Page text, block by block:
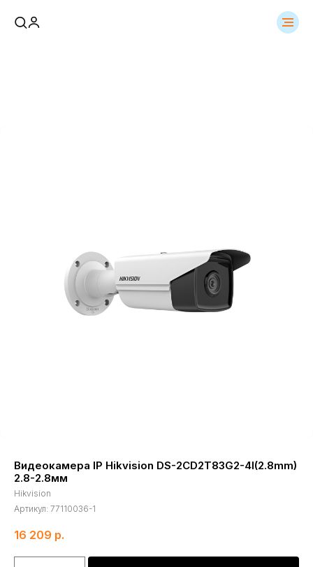
Видеокамера IP Hikvision DS-2CD2T83G2-4I(2.8mm)
2.8-2.8мм
Hikvision
Артикул: 77110036-1
16 209 р.